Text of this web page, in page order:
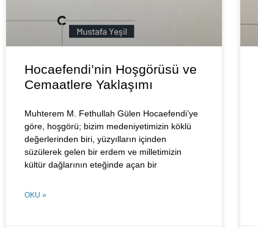
Hocaefendi’nin Hoşgörüsü ve
Cemaatlere Yaklaşımı
Muhterem M. Fethullah Gülen Hocaefendi’ye
göre, hoşgörü; bizim medeniyetimizin köklü
değerlerinden biri, yüzyılların içinden
süzülerek gelen bir erdem ve milletimizin
kültür dağlarının eteğinde açan bir
OKU »